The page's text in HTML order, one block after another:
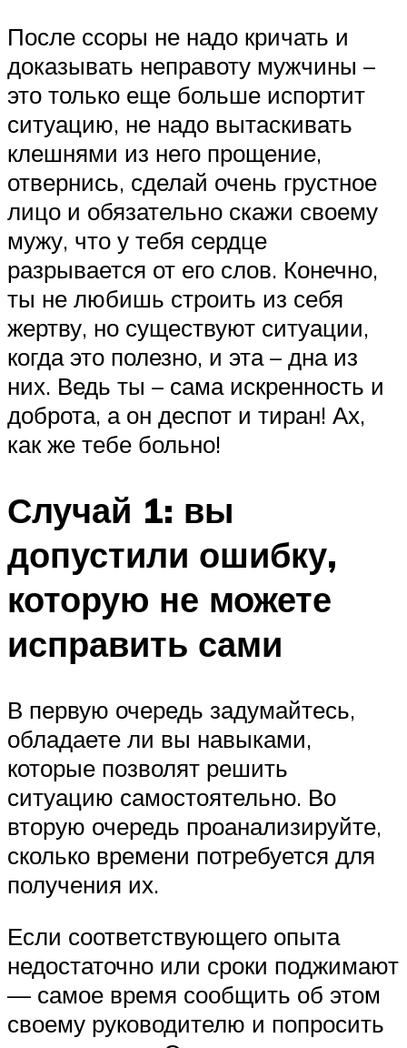
После ссоры не надо кричать и
доказывать неправоту мужчины –
это только еще больше испортит
ситуацию, не надо вытаскивать
клешнями из него прощение,
отвернись, сделай очень грустное
лицо и обязательно скажи своему
мужу, что у тебя сердце
разрывается от его слов. Конечно,
ты не любишь строить из себя
жертву, но существуют ситуации,
когда это полезно, и эта – дна из
них. Ведь ты – сама искренность и
доброта, а он деспот и тиран! Ах,
как же тебе больно!
Случай 1: вы
допустили ошибку,
которую не можете
исправить сами
В первую очередь задумайтесь,
обладаете ли вы навыками,
которые позволят решить
ситуацию самостоятельно. Во
вторую очередь проанализируйте,
сколько времени потребуется для
получения их.
Если соответствующего опыта
недостаточно или сроки поджимают
— самое время сообщить об этом
своему руководителю и попросить